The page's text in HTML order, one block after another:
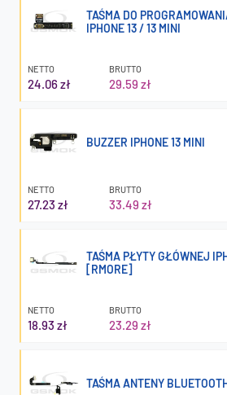
TAŚMA DO
IPHONE 13 / 13 MINI
NETTO
24.06 zł
BRUTTO
29.59 zł
BUZZER IPHONE 13 MINI
NETTO
27.23 zł
BRUTTO
33.49 zł
TAŚMA PŁYTY GŁÓWNEJ
[RMORE]
NETTO
18.93 zł
BRUTTO
23.29 zł
TAŚMA ANTENY